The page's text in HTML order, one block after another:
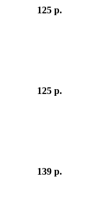
125 р.
125 р.
139 р.